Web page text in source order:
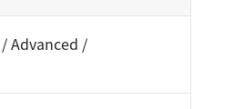
Advanced /